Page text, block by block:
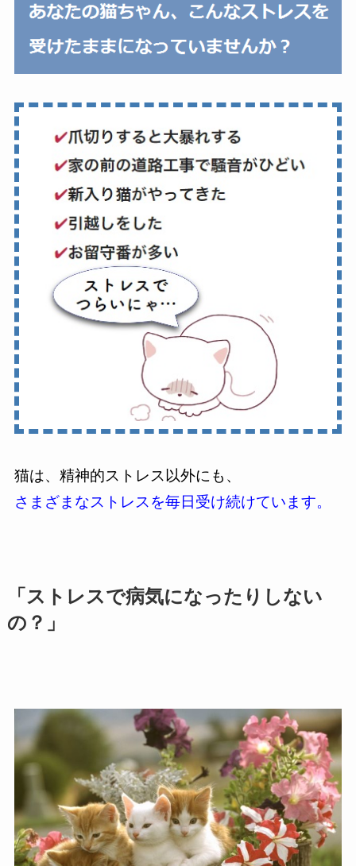
猫は、精神的ストレス以外にも、
さまざまなストレスを毎日受け続けています。
「ストレスで病気になったりしない
の？」